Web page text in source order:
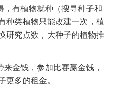
，有植物就种（搜寻种子和
种类植物只能改建一次，植
研究点数，大种子的植物推
金钱，参加比赛赢金钱，
更多的租金。